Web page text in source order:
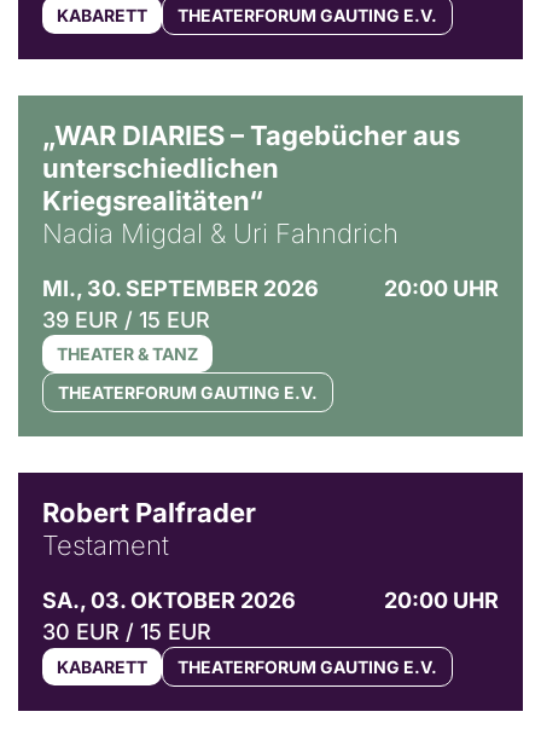
KABARETT THEATERFORUM GAUTING E.V.
„WAR DIARIES – Tagebücher aus
unterschiedlichen
Kriegsrealitäten“
Nadia Migdal & Uri Fahndrich
MI., 30. SEPTEMBER 2026
20:00 UHR
39 EUR / 15 EUR
THEATER & TANZ
THEATERFORUM GAUTING E.V.
Robert Palfrader
Testament
SA., 03. OKTOBER 2026
20:00 UHR
30 EUR / 15 EUR
KABARETT THEATERFORUM GAUTING E.V.